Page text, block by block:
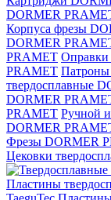
DORMER
Корпуса фрезы
DORMER
PRAMET
PRAMET
твердосплавные
DORMER
PRAMET Ручной
DORMER
Фрезы DORMER
Цековки
Пластины